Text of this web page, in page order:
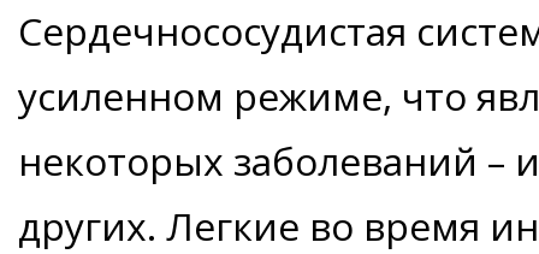
Сердечнососудистая
усиленном режиме, что
некоторых заболеваний –
других. Легкие во время